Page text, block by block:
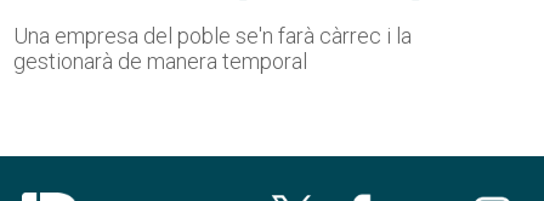
Una empresa del poble se'n farà càrrec i la
gestionarà de manera temporal